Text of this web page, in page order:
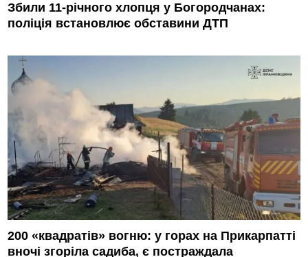
Збили 11-річного хлопця у Богородчанах:
поліція встановлює обставини ДТП
200 «квадратів» вогню: у горах на Прикарпатті
вночі згоріла садиба, є постраждала